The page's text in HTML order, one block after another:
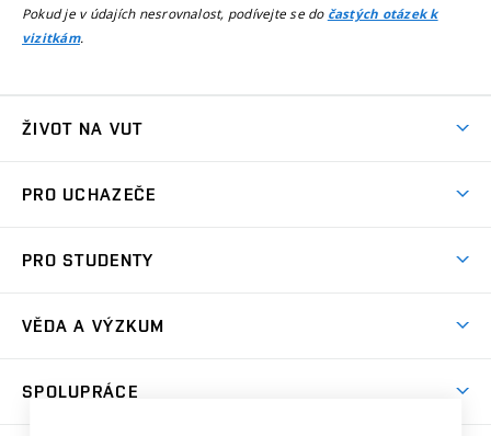
Pokud je v údajích nesrovnalost, podívejte se do častých otázek k
vizitkám.
ŽIVOT NA VUT
Koleje
Sport na VUT
Brno
PRO UCHAZEČE
Dny otevřených dveří
Celoživotní vzdělávání
PRO STUDENTY
Harmonogram akademického roku
Závěrečné práce
Zpracování osobních údajů studentů
Sociální bezpečí
Studium bez bariér
VĚDA A VÝZKUM
SPOLUPRÁCE